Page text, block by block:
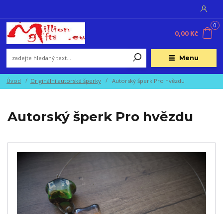
Menu
0
0,00 Kč
Úvod Originální autorské šperky Autorský šperk Pro hvězdu
Autorský šperk Pro hvězdu